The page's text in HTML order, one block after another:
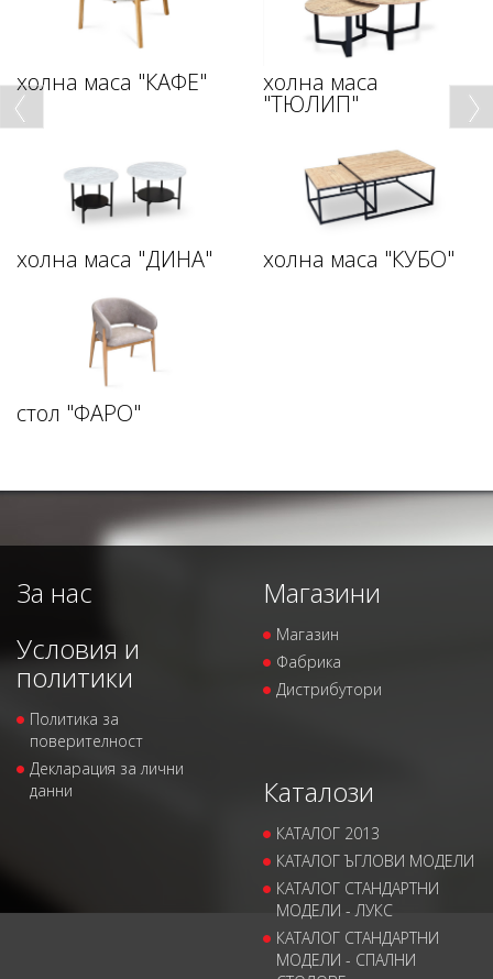
холна маса "КАФЕ" холна маса
"ТЮЛИП"
холна маса "ДИНА" холна маса "КУБО"
стол "ФАРО"
За нас
Условия и
политики
Политика за
поверителност
Декларация за лични
данни
Магазини
Магазин
Фабрика
Дистрибутори
Каталози
КАТАЛОГ 2013
КАТАЛОГ ЪГЛОВИ МОДЕЛИ
КАТАЛОГ СТАНДАРТНИ
МОДЕЛИ - ЛУКС
КАТАЛОГ СТАНДАРТНИ
МОДЕЛИ - СПАЛНИ